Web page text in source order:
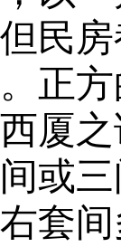
民
正
厦
或
套